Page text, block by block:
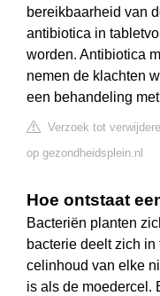
bereikbaarheid van
antibiotica in
worden. Antibiotica
nemen de klachten
een behandeling
Verzoek tot
op gezondheidsplein.nl
Hoe ontstaat
Bacteriën planten
bacterie deelt zich
celinhoud van elke
is als de moedercel.